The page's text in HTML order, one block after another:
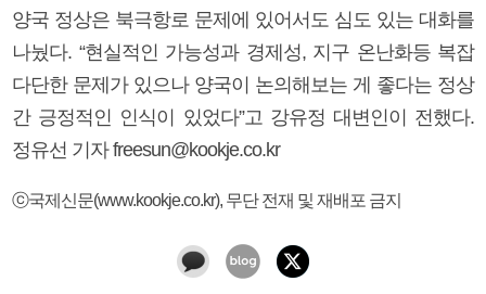
양국 정상은 북극항로 문제에 있어서도 심도 있는 대화를
나눴다. “현실적인 가능성과 경제성, 지구 온난화등 복잡
다단한 문제가 있으나 양국이 논의해보는 게 좋다는 정상
간 긍정적인 인식이 있었다”고 강유정 대변인이 전했다.
정유선 기자 freesun@kookje.co.kr
ⓒ국제신문(www.kookje.co.kr), 무단 전재 및 재배포 금지